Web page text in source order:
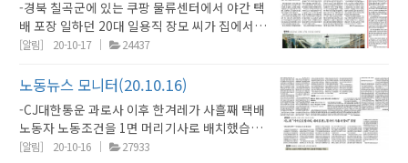
노총이 갑자기 전태일 운운하는 데서 위화감을
느끼는 중소기업 노동자가 적지 않을 것 같다”고
노동자 내부를 분열시킵니다. -경향신문은 어제
했습니다. 이게 특수고용직에겐 ‘보험 포기’ 각
서와 같다고 지적했습니다.(경향 6면) 또 경향신
문은 일하다 다친 물류센터 일용직 40명 가운데
1명만 산재 신청했다는 민주당 장철민 의원의
를 담았습니다. 경향신문은 이 와중에도 국회 환
노위가 국감에서 택배사 대표를 한 명도 불러내
지 못했다는 것도 보도했습니다. 환노위 안호영
대표들을 불러 달라는 의원들 요구를 ‘여야 간사
협의가 되지 않았다’며 받아들이지 않았습니다.
대신 여야는 현장시찰에 CJ대한통운 대표를 부
르기로 했는데 ‘1시간 남짓’에 불과한 현장에 과
로사 문제를 깊이 논의하는 게 불가능하다는 지
겪으며 평소 권리가 취약한 이들이 가장 먼저 위
기로 내몰리며 차별당하고 있음을 절감하며, 일
하는 사람 모두의 권리가 모두를 살린다는 절박
니다. 2. 이제 권유하다는 ‘권리찾기유니온’이라
는 이름의 노동조합으로 새롭게 출발합니다. 노
동자의 권리에서 배제된 노동자들이 단결하여
권리를 찾고, 노동조건을 개선하며, 노동자의 정
치·경제·사회적 지위 향상을 위해 활동하는 노
>의 조직형태와 활동방향을 노동조합으로 전환
한다.[결정사항] : 만장일치 가결 ○ 결의사항 2
다음의 규약을 제정한다. - 김선기 수정동의안 :
제1조(이름) 우리 조합의 이름은 ‘권리찾기노
조’이고, 약칭은 ‘권유하다’입니다.결과 : 수정동
의안 찬성 6표, 수정동의안 부결 - 김혜진 수정
동의안 :제21조(역할과 구성)⓸ 운영위원회는
니다. 그러나 고인이 남긴 카톡에서 ‘하루 420개
를 들고 나왔다’, ‘한숨도 못 자고 나왔다’는 내용
도 담겼습니다. 한겨레는 이번에 숨진 노동자도
용도 담았습니다.-한겨레는 1면에 ‘일하다 새벽
5시 귀가…택배 노동자 또 숨져’라는 제목의 기
사를 실었고, ‘택배노동자 벌써 10번째 죽음, 특
단 대책 내놔야’라는 제목의 사설도 실었습니다.
-경북 칠곡군에 있는 쿠팡 물류센터에서 야간 택
배 포장 일하던 20대 일용직 장모 씨가 집에서
쓰러져 숨진 채 발견됐습니다. 한겨레는 1면에
망’이란 제목으로, 경향신문은 8면에 “이번엔 택
배 포장 20대 노동자 사망… 유족들 ‘과로사’”라
는 제목으로 각각 보도했습니다. 한겨레는 나흘
째 택배노동을 1면 머리기사로 올렸습니다. 한
겨레와 경향신문 정도만 이 기사를 지면에 실었
[알림] 20-10-17 24437
노동뉴스 모니터(20.10.16)
-CJ대한통운 과로사 이후 한겨레가 사흘째 택배
노동자 노동조건을 1면 머리기사로 배치했습니
다. 오늘은 기자가 택배 물류센터에 알바로 들어
[알림] 20-10-16 27933